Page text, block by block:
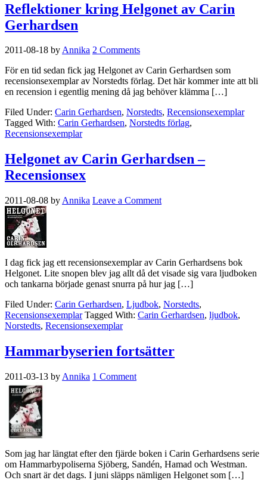
Reflektioner kring Helgonet av Carin
Gerhardsen
2011-08-18 byAnnika 2 Comments
För en tid sedan fick jag Helgonet av Carin Gerhardsen som
recensionsexemplar av Norstedts förlag. Det här kommer inte att bli
en recension i egentlig mening då jag behöver klämma […]
Filed Under: Carin Gerhardsen, Norstedts, Recensionsexemplar
Tagged With: Carin Gerhardsen, Norstedts förlag,
Recensionsexemplar
Helgonet av Carin Gerhardsen –
Recensionsex
2011-08-08 by Annika Leave a Comment
I dag fick jag ett recensionsexemplar av Carin Gerhardsens bok
Helgonet. Lite snopen blev jag allt då det visade sig vara ljudboken
och tankarna började genast snurra på hur jag […]
Filed Under: Carin Gerhardsen, Ljudbok, Norstedts,
Recensionsexemplar Tagged With: Carin Gerhardsen, ljudbok,
Norstedts, Recensionsexemplar
Hammarbyserien fortsätter
2011-03-13 by Annika 1 Comment
Som jag har längtat efter den fjärde boken i Carin Gerhardsens serie
om Hammarbypoliserna Sjöberg, Sandén, Hamad och Westman.
Och snart är det dags. I juni släpps nämligen Helgonet som […]